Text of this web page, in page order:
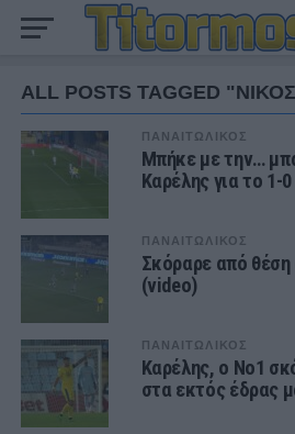
ALL POSTS TAGGED
ΠΑΝΑΙΤΩΛΙΚΟΣ
Μπήκε με την…
Καρέλης για το 1-
ΠΑΝΑΙΤΩΛΙΚΟΣ
Σκόραρε από
(video)
ΠΑΝΑΙΤΩΛΙΚΟΣ
Καρέλης, ο Νο1
στα εκτός έδρας